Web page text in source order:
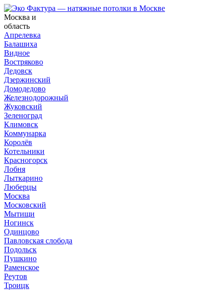
Москва и
область
Апрелевка
Балашиха
Видное
Востряково
Дедовск
Дзержинский
Домодедово
Железнодорожный
Жуковский
Зеленоград
Климовск
Коммунарка
Королёв
Котельники
Красногорск
Лобня
Лыткарино
Люберцы
Москва
Московский
Мытищи
Ногинск
Одинцово
Павловская слобода
Подольск
Пушкино
Раменское
Реутов
Троицк